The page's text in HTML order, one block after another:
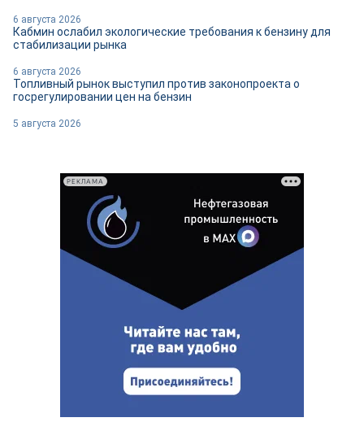
6 августа 2026
Кабмин ослабил экологические требования к бензину для
стабилизации рынка
6 августа 2026
Топливный рынок выступил против законопроекта о
госрегулировании цен на бензин
5 августа 2026
РЕКЛАМА